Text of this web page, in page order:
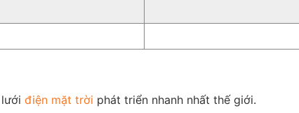
điện mặt trời phát triển nhanh nhất thế giới.